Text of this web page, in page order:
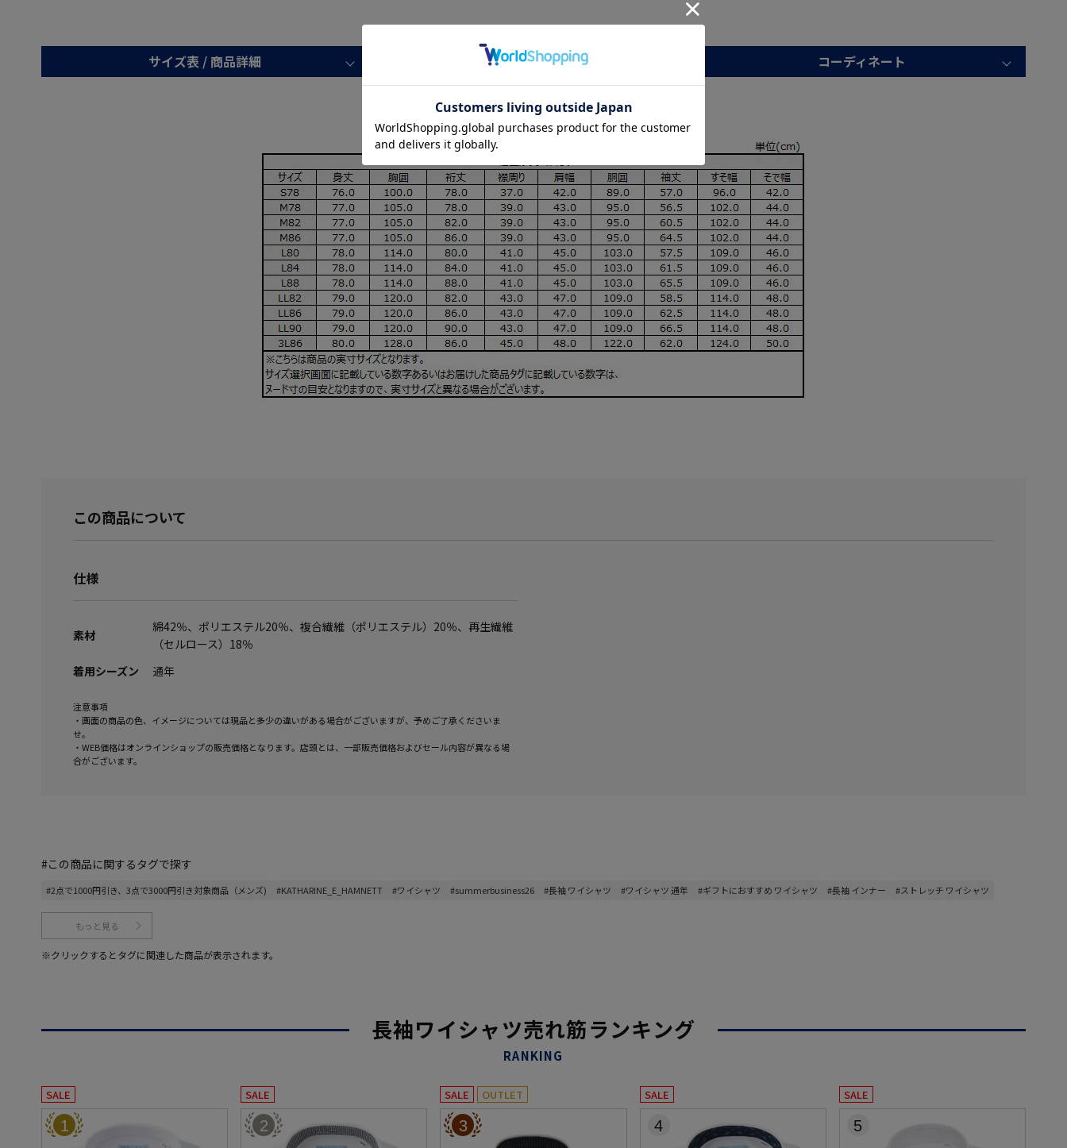
サイズ表 / 商品詳細 レビュー コーディネート
この商品について
仕様
素材
綿42％、ポリエステル20％、複合繊維（ポリエステル）20％、再生繊維
（セルロース）18％
着用シーズン
通年
注意事項
・画面の商品の色、イメージについては現品と多少の違いがある場合がございますが、予めご了承くださいま
せ。
・WEB価格はオンラインショップの販売価格となります。店頭とは、一部販売価格およびセール内容が異なる場
合がございます。
#この商品に関するタグで探す
#2点で1000円引き、3点で3000円引き対象商品（メンズ) #KATHARINE_E_HAMNETT #ワイシャツ #summerbusiness26 #長袖 ワイシャツ #ワイシャツ 通年 #ギフトにおすすめ ワイシャツ #長袖 インナー #ストレッチ ワイシャツ
もっと見る
※クリックするとタグに関連した商品が表示されます。
長袖ワイシャツ売れ筋ランキング
RANKING
SALE
1
SALE
2
SALE OUTLET
3
SALE
4
SALE
5